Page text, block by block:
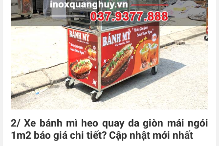
2/ Xe bánh mì heo quay da giòn mái ngói
1m2 báo giá chi tiết? Cập nhật mới nhất